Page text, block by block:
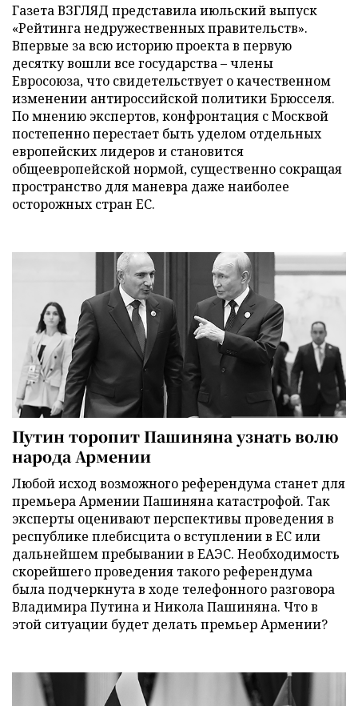
Газета ВЗГЛЯД представила июльский выпуск
«Рейтинга недружественных правительств».
Впервые за всю историю проекта в первую
десятку вошли все государства – члены
Евросоюза, что свидетельствует о качественном
изменении антироссийской политики Брюсселя.
По мнению экспертов, конфронтация с Москвой
постепенно перестает быть уделом отдельных
европейских лидеров и становится
общеевропейской нормой, существенно сокращая
пространство для маневра даже наиболее
осторожных стран ЕС.
Путин торопит Пашиняна узнать волю
народа Армении
Любой исход возможного референдума станет для
премьера Армении Пашиняна катастрофой. Так
эксперты оценивают перспективы проведения в
республике плебисцита о вступлении в ЕС или
дальнейшем пребывании в ЕАЭС. Необходимость
скорейшего проведения такого референдума
была подчеркнута в ходе телефонного разговора
Владимира Путина и Никола Пашиняна. Что в
этой ситуации будет делать премьер Армении?